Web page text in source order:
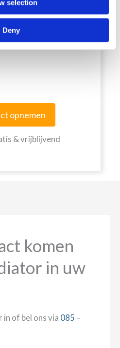
selection
Deny
van
opnemen
& vrijblijvend
komen
in uw
of bel ons via 085 –